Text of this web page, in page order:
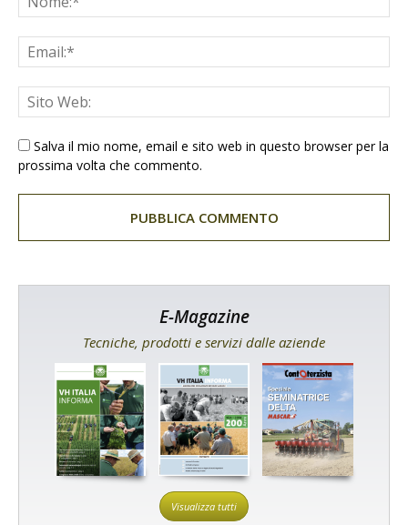
Salva il mio nome, email e sito web in questo browser per la
prossima volta che commento.
E-Magazine
Tecniche, prodotti e servizi dalle aziende
Visualizza tutti